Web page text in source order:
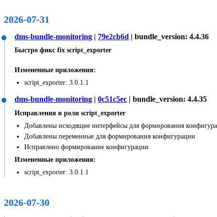
2026-07-31
dms-bundle-monitoring | 79e2cb6d | bundle_version: 4.4.36
Быстро фикс fix script_exporter
Измененные приложения:
script_exporter: 3.0.1.1
dms-bundle-monitoring | 0c51c5ec | bundle_version: 4.4.35
Исправления в роли script_exporter
Добавлены исходящие интерфейсы для формирования
Добавлены переменные для формирования конфигурации
Исправлено формирование конфигурации
Измененные приложения:
script_exporter: 3.0.1.1
2026-07-30